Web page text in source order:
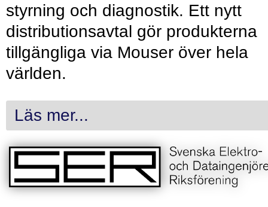
styrning och diagnostik. Ett nytt
distributionsavtal gör produkterna
tillgängliga via Mouser över hela
världen.
Läs mer...